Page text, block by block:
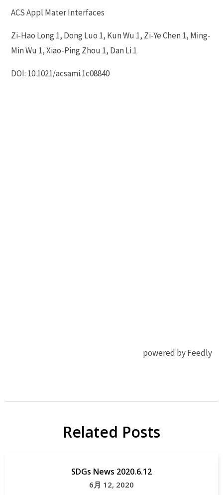
ACS Appl Mater Interfaces
Zi-Hao Long 1, Dong Luo 1, Kun Wu 1, Zi-Ye Chen 1, Ming-
Min Wu 1, Xiao-Ping Zhou 1, Dan Li 1
DOI: 10.1021/acsami.1c08840
powered by Feedly
Related Posts
SDGs News 2020.6.12
6月 12, 2020